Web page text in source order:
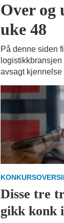
Over og
uke 48
På denne siden
avsagt
Disse tre
gikk konk